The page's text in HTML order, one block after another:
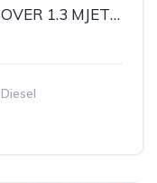
Cod 589 FIAT 500X 5P CROSSOVER 1.3 MJET 95CV 4X2 BUSINESS N 1
Diesel